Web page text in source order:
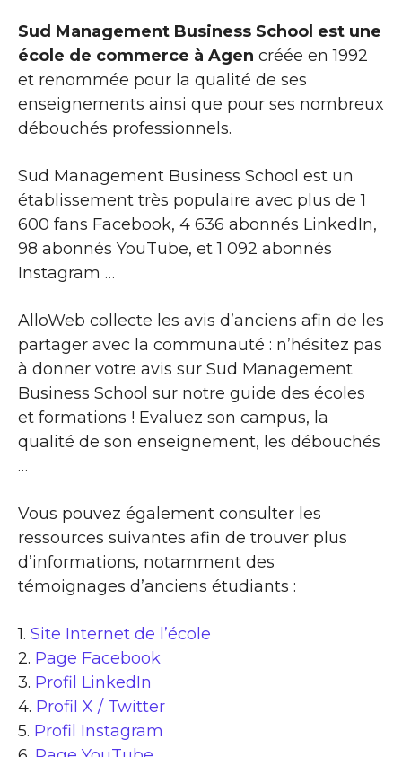
Sud Management Business School est une
école de commerce à Agen créée en 1992
et renommée pour la qualité de ses
enseignements ainsi que pour ses nombreux
débouchés professionnels.
Sud Management Business School est un
établissement très populaire avec plus de 1
600 fans Facebook, 4 636 abonnés LinkedIn,
98 abonnés YouTube, et 1 092 abonnés
Instagram …
AlloWeb collecte les avis d’anciens afin de les
partager avec la communauté : n’hésitez pas
à donner votre avis sur Sud Management
Business School sur notre guide des écoles
et formations ! Evaluez son campus, la
qualité de son enseignement, les débouchés
…
Vous pouvez également consulter les
ressources suivantes afin de trouver plus
d’informations, notamment des
témoignages d’anciens étudiants :
1. Site Internet de l’école
2. Page Facebook
3. Profil LinkedIn
4. Profil X / Twitter
5. Profil Instagram